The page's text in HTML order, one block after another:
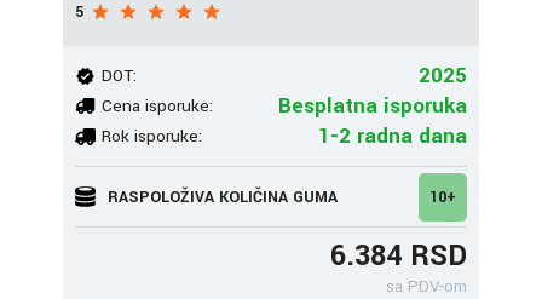
5
DOT: 2025
Cena isporuke: Besplatna isporuka
Rok isporuke: 1-2 radna dana
RASPOLOŽIVA KOLIČINA GUMA 10+
6.384 RSD
sa PDV-om